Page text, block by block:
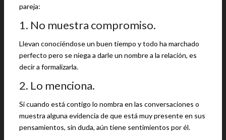
pareja:
1. No muestra compromiso.
Llevan conociéndose un buen tiempo y todo ha marchado
perfecto pero se niega a darle un nombre a la relación, es
decir a formalizarla.
2. Lo menciona.
Si cuando está contigo lo nombra en las conversaciones o
muestra alguna evidencia de que está muy presente en sus
pensamientos, sin duda, aún tiene sentimientos por él.